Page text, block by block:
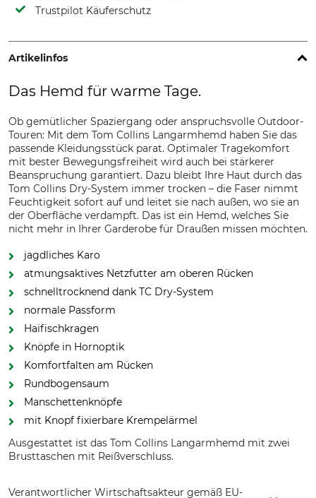
Trustpilot Käuferschutz
Artikelinfos
Das Hemd für warme Tage.
Ob gemütlicher Spaziergang oder anspruchsvolle Outdoor-
Touren: Mit dem Tom Collins Langarmhemd haben Sie das
passende Kleidungsstück parat. Optimaler Tragekomfort
mit bester Bewegungsfreiheit wird auch bei stärkerer
Beanspruchung garantiert. Dazu bleibt Ihre Haut durch das
Tom Collins Dry-System immer trocken – die Faser nimmt
Feuchtigkeit sofort auf und leitet sie nach außen, wo sie an
der Oberfläche verdampft. Das ist ein Hemd, welches Sie
nicht mehr in Ihrer Garderobe für Draußen missen möchten.
jagdliches Karo
atmungsaktives Netzfutter am oberen Rücken
schnelltrocknend dank TC Dry-System
normale Passform
Haifischkragen
Knöpfe in Hornoptik
Komfortfalten am Rücken
Rundbogensaum
Manschettenknöpfe
mit Knopf fixierbare Krempelärmel
Ausgestattet ist das Tom Collins Langarmhemd mit zwei
Brusttaschen mit Reißverschluss.
Verantwortlicher Wirtschaftsakteur gemäß EU-